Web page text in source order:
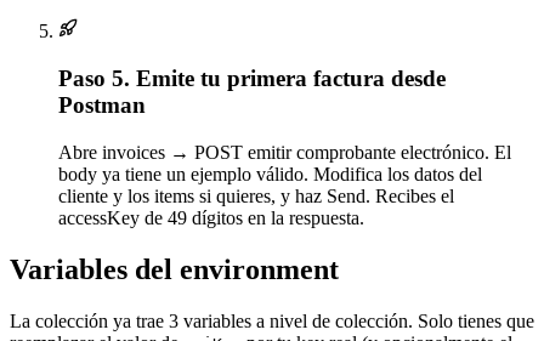
Paso 5. Emite tu primera factura desde
Postman
Abre invoices → POST emitir comprobante electrónico. El
body ya tiene un ejemplo válido. Modifica los datos del
cliente y los items si quieres, y haz Send. Recibes el
accessKey de 49 dígitos en la respuesta.
Variables del environment
La colección ya trae 3 variables a nivel de colección. Solo tienes que